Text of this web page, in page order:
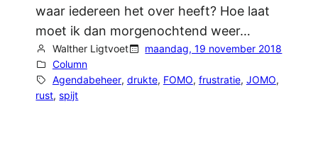
waar iedereen het over heeft? Hoe laat
moet ik dan morgenochtend weer…
Walther Ligtvoet
maandag, 19 november 2018
Column
Agendabeheer, drukte, FOMO, frustratie, JOMO,
rust, spijt